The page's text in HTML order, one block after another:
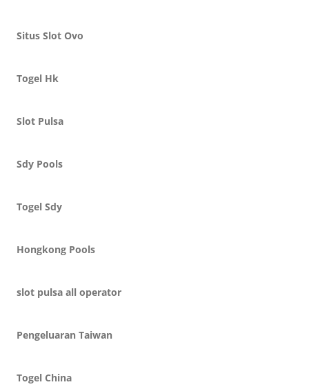
Situs Slot Ovo
Togel Hk
Slot Pulsa
Sdy Pools
Togel Sdy
Hongkong Pools
slot pulsa all operator
Pengeluaran Taiwan
Togel China